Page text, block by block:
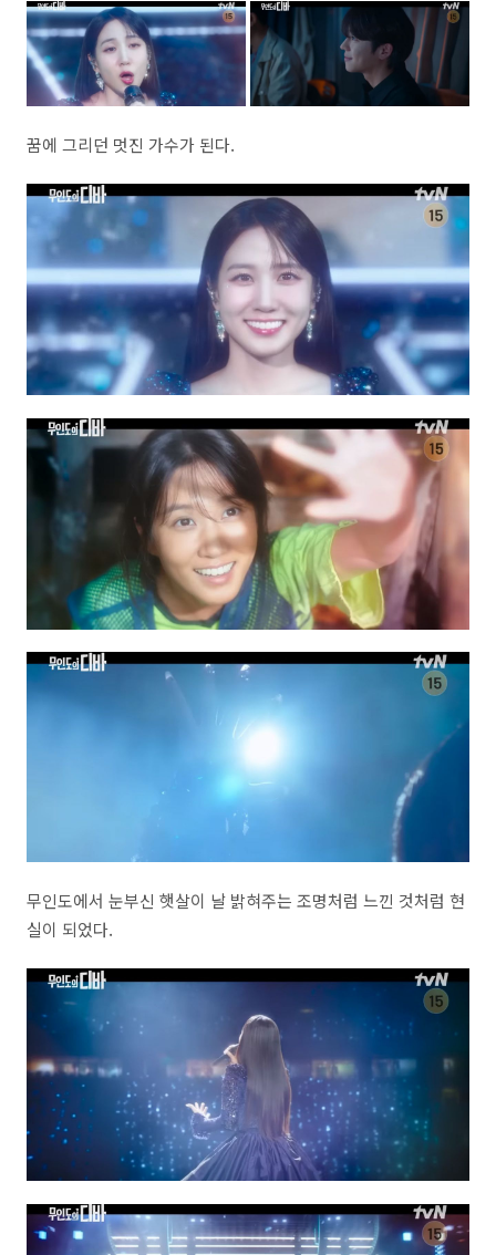
꿈에 그리던 멋진 가수가 된다.
무인도에서 눈부신 햇살이 날 밝혀주는 조명처럼 느낀 것처럼 현
실이 되었다.